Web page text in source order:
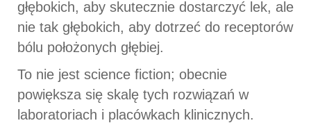
głębokich, aby skutecznie dostarczyć lek, ale
nie tak głębokich, aby dotrzeć do receptorów
bólu położonych głębiej.
To nie jest science fiction; obecnie
powiększa się skalę tych rozwiązań w
laboratoriach i placówkach klinicznych.